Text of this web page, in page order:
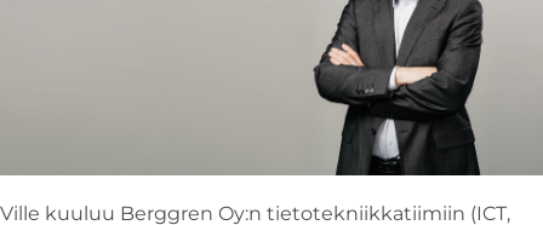
Ville kuuluu Berggren Oy:n tietotekniikkatiimiin (ICT,